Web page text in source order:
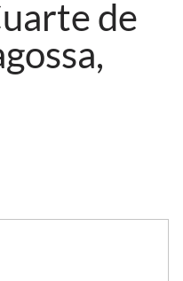
de